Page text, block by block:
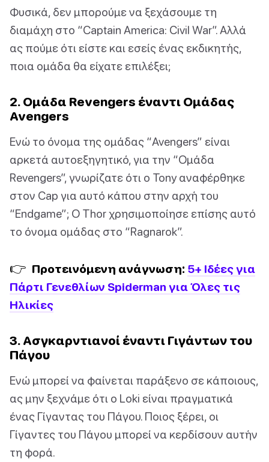
Φυσικά, δεν μπορούμε να ξεχάσουμε τη
διαμάχη στο “Captain America: Civil War”. Αλλά
ας πούμε ότι είστε και εσείς ένας εκδικητής,
ποια ομάδα θα είχατε επιλέξει;
2. Ομάδα Revengers έναντι Ομάδας
Avengers
Ενώ το όνομα της ομάδας “Avengers” είναι
αρκετά αυτοεξηγητικό, για την “Ομάδα
Revengers”, γνωρίζατε ότι ο Tony αναφέρθηκε
στον Cap για αυτό κάπου στην αρχή του
“Endgame”; Ο Thor χρησιμοποίησε επίσης αυτό
το όνομα ομάδας στο “Ragnarok”.
👉 Προτεινόμενη ανάγνωση: 5+ Ιδέες για
Πάρτι Γενεθλίων Spiderman για Όλες τις
Ηλικίες
3. Ασγκαρντιανοί έναντι Γιγάντων του
Πάγου
Ενώ μπορεί να φαίνεται παράξενο σε κάποιους,
ας μην ξεχνάμε ότι ο Loki είναι πραγματικά
ένας Γίγαντας του Πάγου. Ποιος ξέρει, οι
Γίγαντες του Πάγου μπορεί να κερδίσουν αυτήν
τη φορά.